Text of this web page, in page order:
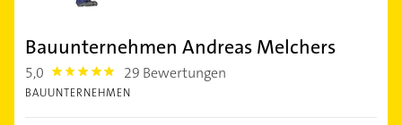
Bauunternehmen Andreas Melchers
5,0 5.0 29 Bewertungen
BAUUNTERNEHMEN